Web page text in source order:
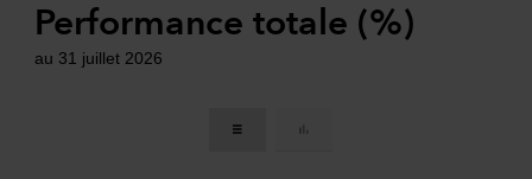
Performance totale (%)
au 31 juillet 2026